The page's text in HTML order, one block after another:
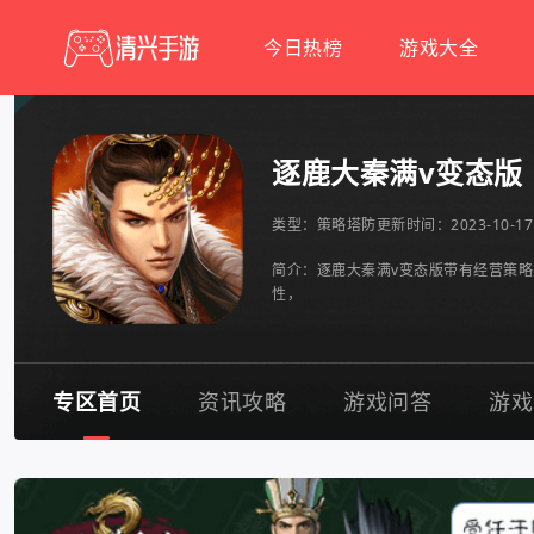
今日热榜 游戏大全
逐鹿大秦满v变态版
类型： 策略塔防更新时间：2023-10-
简介：逐鹿大秦满v变态版带有经营策
性，
专区首页 资讯攻略 游戏问答 游